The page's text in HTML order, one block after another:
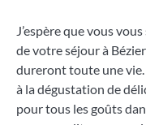
J’espère que vous
de votre séjour à
dureront toute une
à la dégustation de
pour tous les goûts